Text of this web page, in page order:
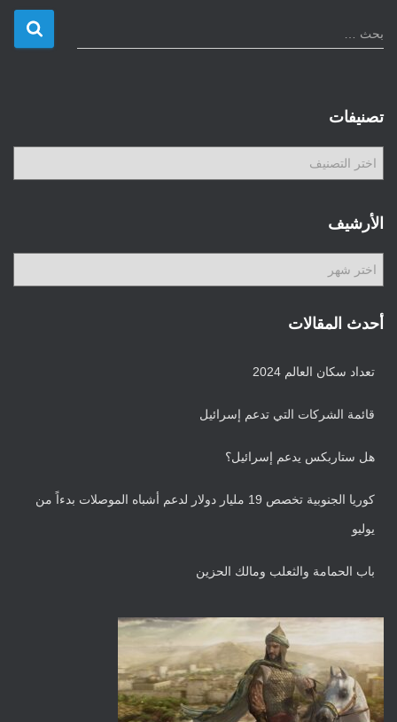
ل
ع
ن
بحث …
تصنيفات
ي
ف
ا
ت
الأرشيف
ر
ف
أحدث المقالات
تعداد سكان العالم 2024
قائمة الشركات التي تدعم إسرائيل
هل ستاربكس يدعم إسرائيل؟
كوريا الجنوبية تخصص 19 مليار دولار لدعم أشباه الموصلات بدءاً من
يوليو
باب الحمامة والثعلب ومالك الحزين